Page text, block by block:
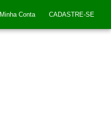
Minha Conta CADASTRE-SE